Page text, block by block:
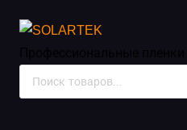
Матовые
Поиск
товаров